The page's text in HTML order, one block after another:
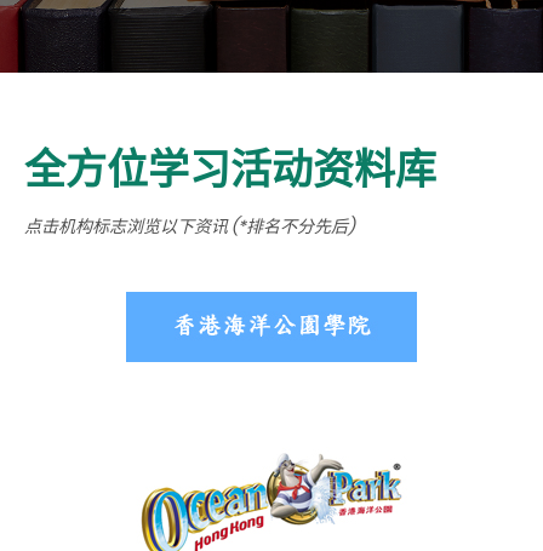
全方位学习活动资料库
点击机构标志浏览以下资讯 (*排名不分先后)